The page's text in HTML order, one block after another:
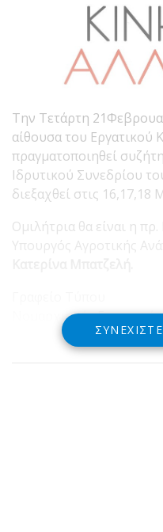
Την Τετάρτη
αίθουσα του Εργατικού
πραγματοποιηθεί
Ιδρυτικού Συνεδρίου
διεξαχθεί στις 16,17,18
Ομιλήτρια θα είναι η
Υπουργός Αγροτικής
Νομαρχιακής